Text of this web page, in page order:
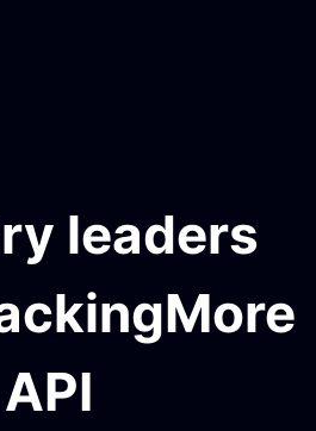
leaders
API